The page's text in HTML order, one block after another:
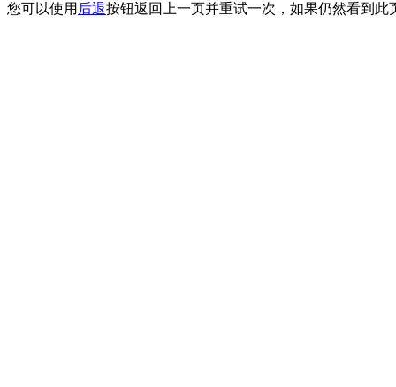
您可以使用 后退按钮返回上一页并重试一次，如果仍然看到此